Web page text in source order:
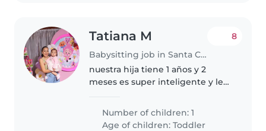
Tatiana M
Babysitting job in Santa Cruz
8
nuestra hija tiene 1 años y 2
meses es super inteligente y le
Number of children: 1
Age of children:Toddler